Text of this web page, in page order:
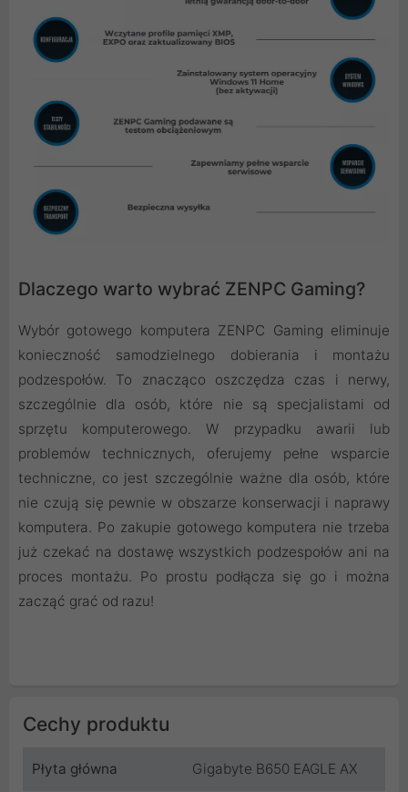
Dlaczego warto wybrać ZENPC Gaming?
Wybór gotowego komputera ZENPC Gaming eliminuje
konieczność samodzielnego dobierania i montażu
podzespołów. To znacząco oszczędza czas i nerwy,
szczególnie dla osób, które nie są specjalistami od
sprzętu komputerowego. W przypadku awarii lub
problemów technicznych, oferujemy pełne wsparcie
techniczne, co jest szczególnie ważne dla osób, które
nie czują się pewnie w obszarze konserwacji i naprawy
komputera. Po zakupie gotowego komputera nie trzeba
już czekać na dostawę wszystkich podzespołów ani na
proces montażu. Po prostu podłącza się go i można
zacząć grać od razu!
Cechy produktu
Płyta główna Gigabyte B650 EAGLE AX